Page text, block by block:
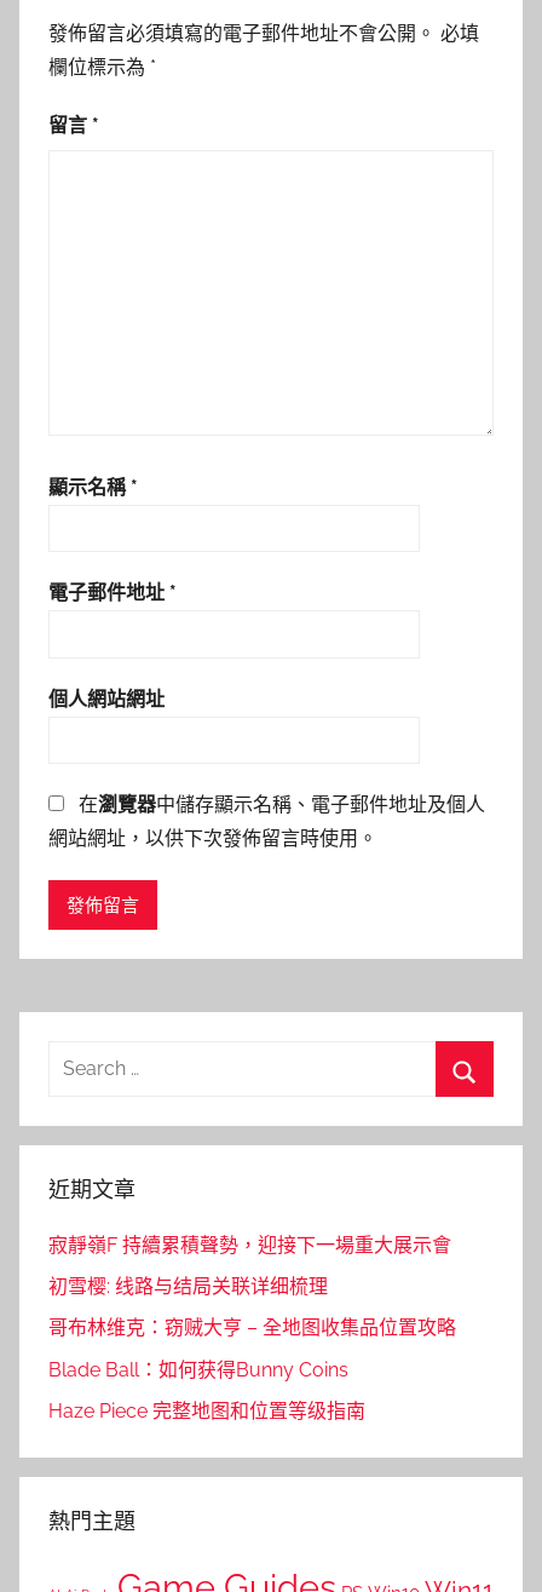
發佈留言必須填寫的電子郵件地址不會公開。 必填
欄位標示為 *
留言 *
顯示名稱 *
電子郵件地址 *
個人網站網址
在瀏覽器中儲存顯示名稱、電子郵件地址及個人
網站網址，以供下次發佈留言時使用。
Search
近期文章
寂靜嶺F 持續累積聲勢，迎接下一場重大展示會
初雪樱: 线路与结局关联详细梳理
哥布林维克：窃贼大亨 – 全地图收集品位置攻略
Blade Ball：如何获得Bunny Coins
Haze Piece 完整地图和位置等级指南
熱門主題